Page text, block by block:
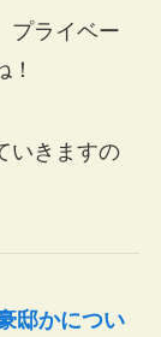
プライベー
いきますの
邸かについ